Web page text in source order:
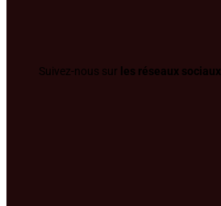
Suivez-nous sur les réseaux sociaux